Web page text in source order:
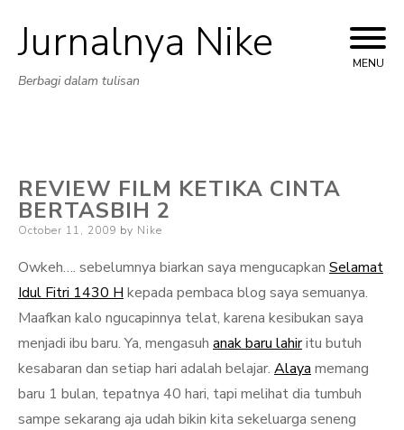
Skip
Jurnalnya Nike
Berbagi dalam tulisan
MENU
REVIEW FILM KETIKA CINTA
BERTASBIH 2
Posted
October 11, 2009 by Nike
Owkeh…. sebelumnya biarkan saya mengucapkan Selamat
Idul Fitri 1430 H kepada pembaca blog saya semuanya.
Maafkan kalo ngucapinnya telat, karena kesibukan saya
menjadi ibu baru. Ya, mengasuh anak baru lahiritu butuh
kesabaran dan setiap hari adalah belajar. Alaya memang
baru 1 bulan, tepatnya 40 hari, tapi melihat dia tumbuh
sampe sekarang aja udah bikin kita sekeluarga seneng